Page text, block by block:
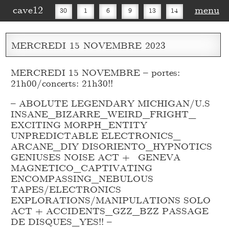
cave12 30 1 6 9 13 14
16 20 27 30
menu
MERCREDI 15 NOVEMBRE 2023
MERCREDI 15 NOVEMBRE – portes:
21h00/concerts: 21h30!!
– ABOLUTE LEGENDARY MICHIGAN/U.S
INSANE_BIZARRE_WEIRD_FRIGHT_
EXCITING MORPH_ENTITY
UNPREDICTABLE ELECTRONICS_
ARCANE_DIY DISORIENTO_HYPNOTICS
GENIUSES NOISE ACT + GENEVA
MAGNETICO_ CAPTIVATING
ENCOMPASSING_NEBULOUS
TAPES/ELECTRONICS
EXPLORATIONS/MANIPULATIONS SOLO
ACT + ACCIDENTS_ GZZ_BZZ PASSAGE
DE DISQUES_YES!! –